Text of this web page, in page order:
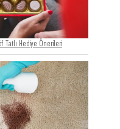
Tatlı Hediye Önerileri